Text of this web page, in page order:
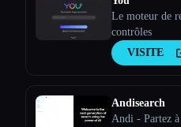
Le moteur de
contrôles
VISITE
Andisearch
Andi - Partez